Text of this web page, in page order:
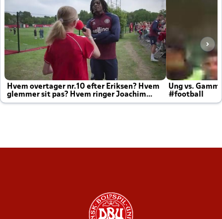
Hvem overtager nr.10 efter Eriksen? Hvem
glemmer sit pas? Hvem ringer Joachim
altid til efter kampe?
Ung vs.
#football